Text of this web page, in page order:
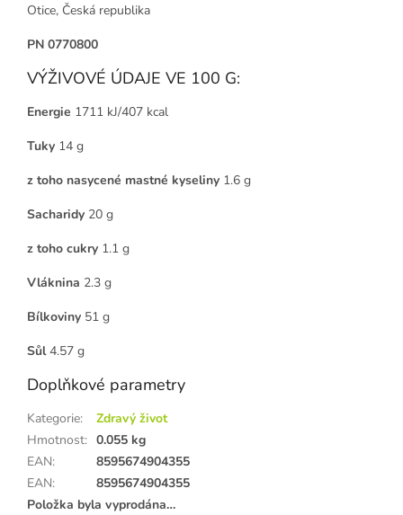
Otice, Česká republika
PN 0770800
VÝŽIVOVÉ ÚDAJE VE 100 G:
Energie 1711 kJ/407 kcal
Tuky 14 g
z toho nasycené mastné kyseliny 1.6 g
Sacharidy 20 g
z toho cukry 1.1 g
Vláknina 2.3 g
Bílkoviny 51 g
Sůl 4.57 g
Doplňkové parametry
Kategorie:
Zdravý život
Hmotnost: 0.055 kg
EAN:
8595674904355
EAN:
8595674904355
Položka byla vyprodána…